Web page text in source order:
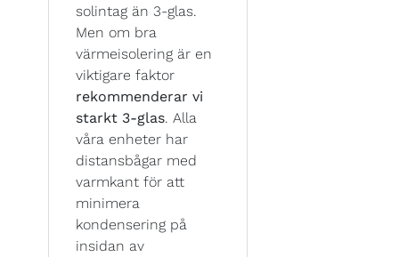
solintag än 3-glas.
Men om bra
värmeisolering är en
viktigare faktor
rekommenderar vi
starkt 3-glas. Alla
våra enheter har
distansbågar med
varmkant för att
minimera
kondensering på
insidan av